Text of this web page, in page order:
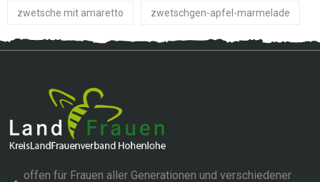
zwetsche mit amaretto zwetschgen-apfel-marmelade
offen für Frauen aller Generationen und verschiedener